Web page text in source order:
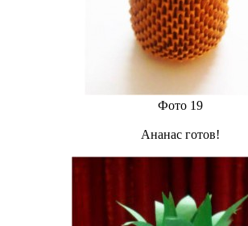
Фото 19
Ананас готов!